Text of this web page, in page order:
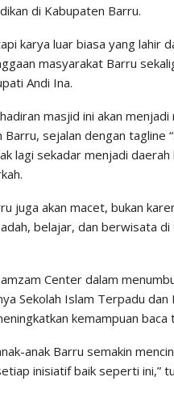
di Kabupaten Barru.
karya luar biasa yang lahir
masyarakat Barru
Andi Ina.
masjid ini akan
sejalan dengan tagline
lagi sekadar menjadi
juga akan macet, bukan
belajar, dan berwisata
Center dalam
Sekolah Islam Terpadu dan
kemampuan baca
anak Barru semakin
inisiatif baik seperti ini,”